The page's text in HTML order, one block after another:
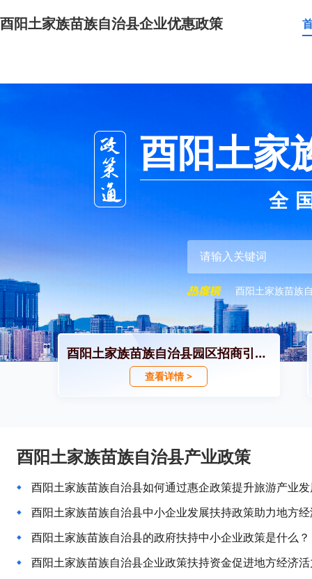
酉阳土家族苗族自治县企业优惠政策
酉阳土家
全
酉阳土家族苗族
酉阳土家族苗族自治县园区招商引资政策
查看详情 >
酉阳土家族苗族自治县产业政策
酉阳土家族苗族自治县如何通过惠企政策提升旅游产业
酉阳土家族苗族自治县中小企业发展扶持政策助力地方
酉阳土家族苗族自治县的政府扶持中小企业政策是什么？
酉阳土家族苗族自治县企业政策扶持资金促进地方经济